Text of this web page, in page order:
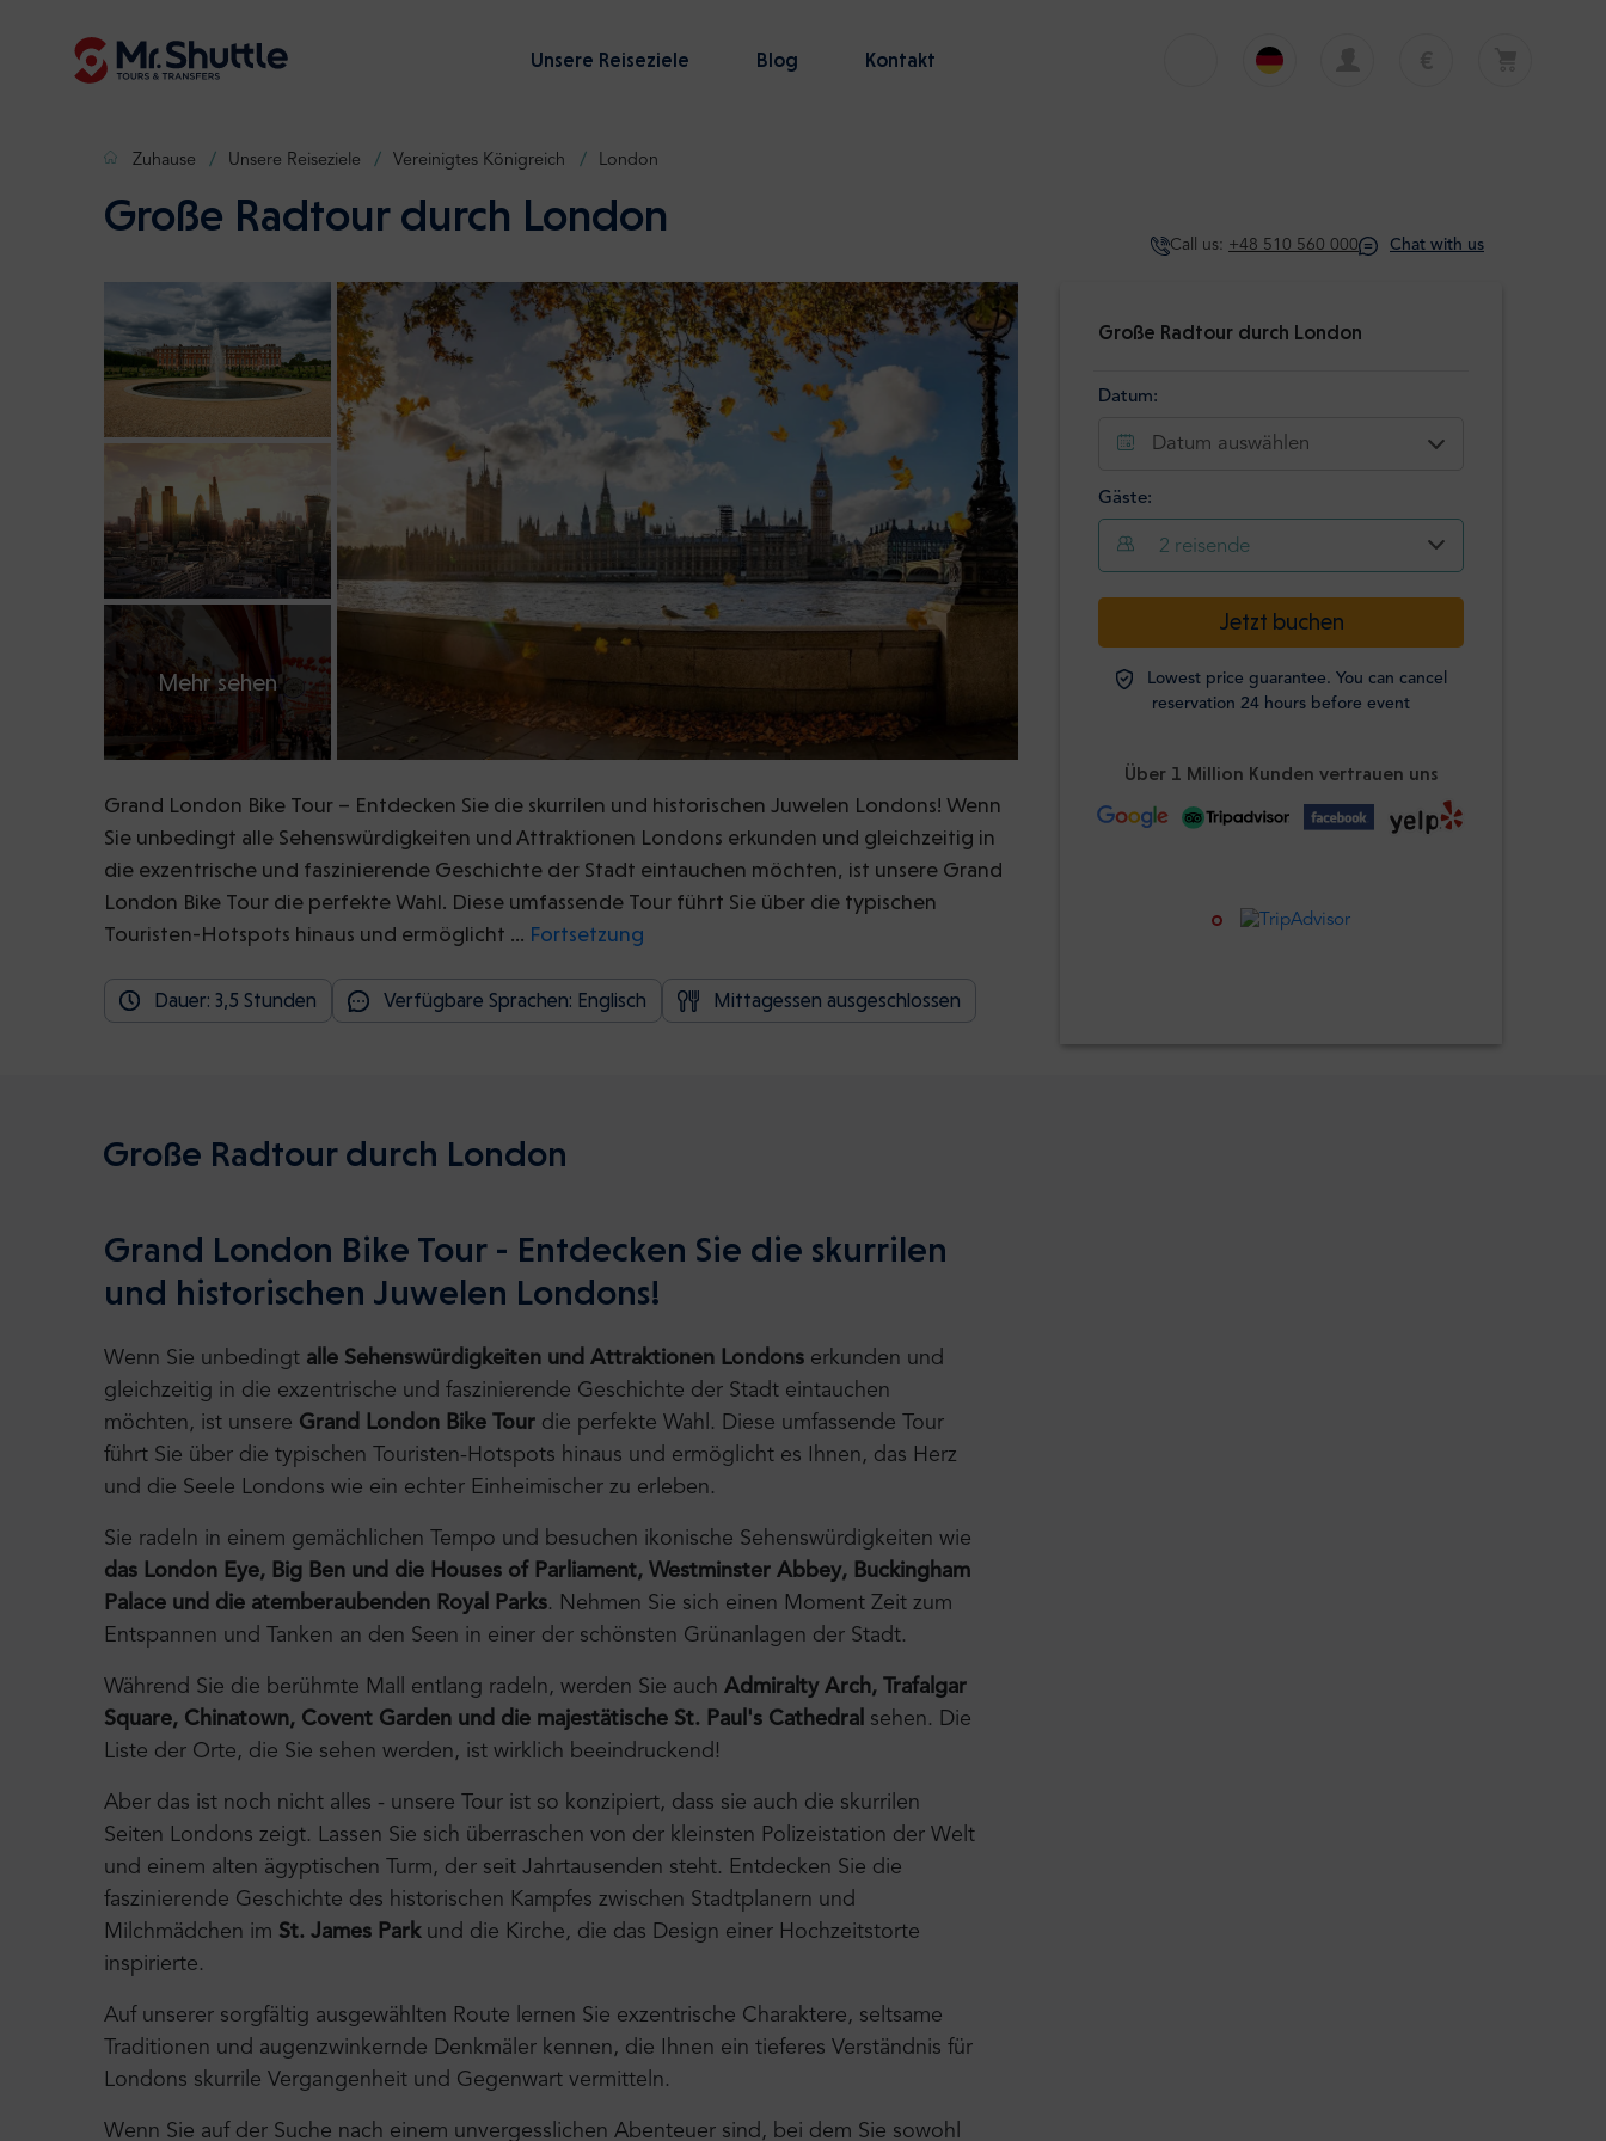
Unsere Reiseziele Blog Kontakt
Deutsch
Español
Zuhause Unsere Reiseziele Vereinigtes Königreich London
Große Radtour durch London
Call us: +48 510 560 000 Chat with us
Mehr sehen
Grand London Bike Tour – Entdecken Sie die skurrilen und historischen Juwelen Londons! Wenn
Sie unbedingt alle Sehenswürdigkeiten und Attraktionen Londons erkunden und gleichzeitig in
die exzentrische und faszinierende Geschichte der Stadt eintauchen möchten, ist unsere Grand
London Bike Tour die perfekte Wahl. Diese umfassende Tour führt Sie über die typischen
Touristen-Hotspots hinaus und ermöglicht … Fortsetzung
Dauer: 3,5 Stunden Verfügbare Sprachen: Englisch Mittagessen ausgeschlossen
Große Radtour durch London
Datum:
Datum auswählen
Gäste:
2 reisende
Erwachsene -
Studierende
-
Alter 0-12 Jahre
+
Jetzt buchen
Lowest price guarantee. You can cancel
reservation 24 hours before event
Über 1 Million Kunden vertrauen uns
Große Radtour durch London
Grand London Bike Tour - Entdecken Sie die skurrilen
und historischen Juwelen Londons!
Wenn Sie unbedingt alle Sehenswürdigkeiten und Attraktionen Londons erkunden und
gleichzeitig in die exzentrische und faszinierende Geschichte der Stadt eintauchen
möchten, ist unsere Grand London Bike Tour die perfekte Wahl. Diese umfassende Tour
führt Sie über die typischen Touristen-Hotspots hinaus und ermöglicht es Ihnen, das Herz
und die Seele Londons wie ein echter Einheimischer zu erleben.
Sie radeln in einem gemächlichen Tempo und besuchen ikonische Sehenswürdigkeiten wie
das London Eye, Big Ben und die Houses of Parliament, Westminster Abbey, Buckingham
Palace und die atemberaubenden Royal Parks. Nehmen Sie sich einen Moment Zeit zum
Entspannen und Tanken an den Seen in einer der schönsten Grünanlagen der Stadt.
Während Sie die berühmte Mall entlang radeln, werden Sie auch Admiralty Arch, Trafalgar
Square, Chinatown, Covent Garden und die majestätische St. Paul's Cathedral sehen. Die
Liste der Orte, die Sie sehen werden, ist wirklich beeindruckend!
Aber das ist noch nicht alles - unsere Tour ist so konzipiert, dass sie auch die skurrilen
Seiten Londons zeigt. Lassen Sie sich überraschen von der kleinsten Polizeistation der Welt
und einem alten ägyptischen Turm, der seit Jahrtausenden steht. Entdecken Sie die
faszinierende Geschichte des historischen Kampfes zwischen Stadtplanern und
Milchmädchen im St. James Parkund die Kirche, die das Design einer Hochzeitstorte
inspirierte.
Auf unserer sorgfältig ausgewählten Route lernen Sie exzentrische Charaktere, seltsame
Traditionen und augenzwinkernde Denkmäler kennen, die Ihnen ein tieferes Verständnis für
Londons skurrile Vergangenheit und Gegenwart vermitteln.
Wenn Sie auf der Suche nach einem unvergesslichen Abenteuer sind, bei dem Sie sowohl